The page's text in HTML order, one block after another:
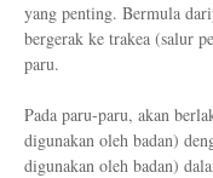
yang penting. Bermula
bergerak ke trakea (salur
paru.
Pada paru-paru, akan
digunakan oleh badan)
digunakan oleh badan)